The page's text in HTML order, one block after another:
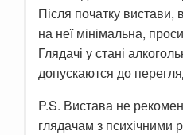
Після початку вистави,
на неї мінімальна,
Глядачі у стані
допускаются до
P.S. Вистава не
глядачам з психічними